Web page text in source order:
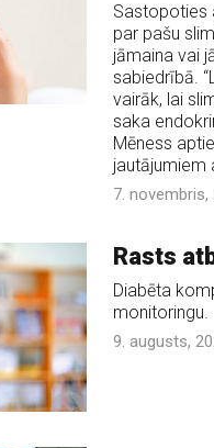
Sastopoties
par pašu
jāmaina vai
sabiedrībā.
vairāk, lai
saka
Mēness
jautājumiem
7. novembris,
Rasts
Diabēta
monitoringu.
9. augusts,